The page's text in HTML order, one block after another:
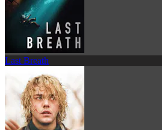
Last Breath